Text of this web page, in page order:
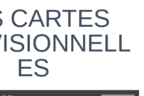
CARTES
ES